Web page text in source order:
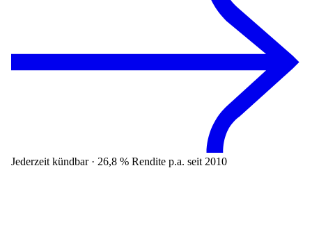
Jederzeit kündbar · 26,8 % Rendite p.a. seit 2010